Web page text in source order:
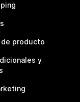
de producto
y